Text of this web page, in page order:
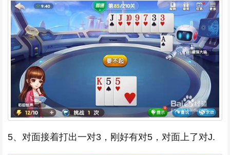
5、对面接着打出一对3，刚好有对5，对面上了对J.